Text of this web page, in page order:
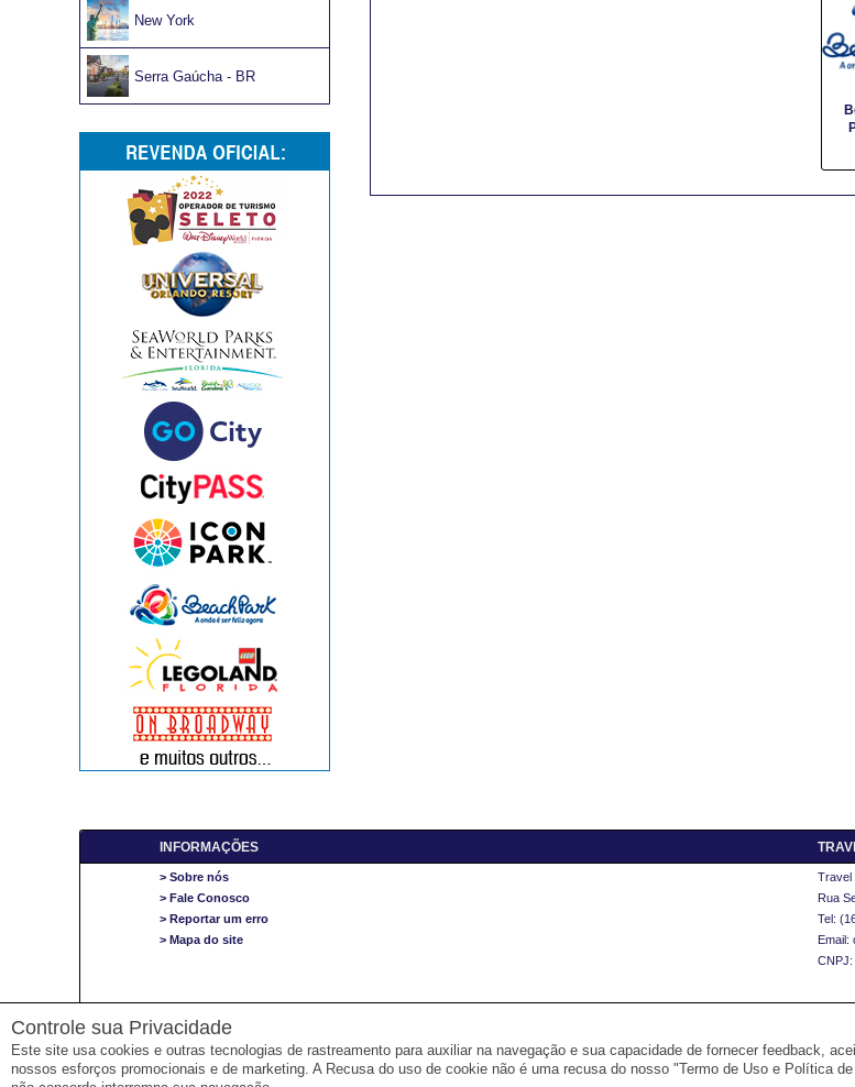
New York
Serra Gaúcha - BR
INFORMAÇÕES
> Sobre nós
> Fale Conosco
> Reportar um erro
> Mapa do site
Travel
Rua
Tel:
Email:
CNPJ:
© 2026 RCA Operadora Turística Ltda.
Controle sua Privacidade
Este site usa cookies e outras tecnologias de rastreamento para auxiliar na navegação e sua capacidade de fornecer feedback,
nossos esforços promocionais e de marketing. A Recusa do uso de cookie não é uma recusa do nosso "Termo de Uso e Política